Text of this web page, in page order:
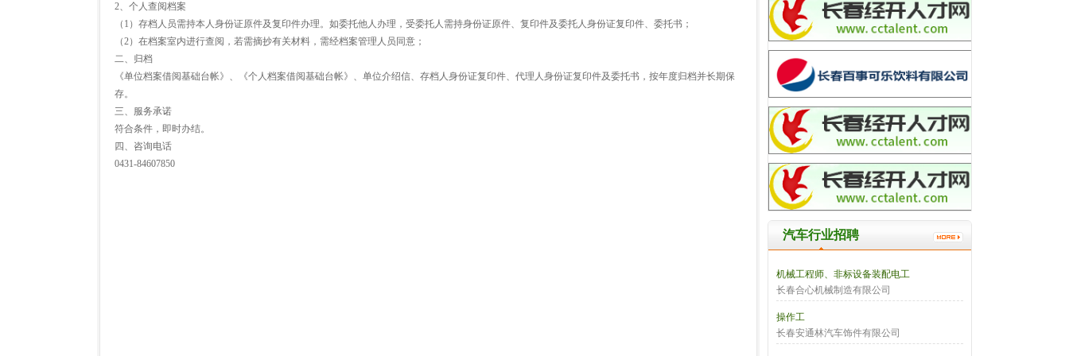
2、个人查阅档案
（1）存档人员需持本人身份证原件及复印件办理。如委托他人办理，受委托人需持身份证原件、复印件及委托人身份证复印件、委托书；
（2）在档案室内进行查阅，若需摘抄有关材料，需经档案管理人员同意；
二、归档
《单位档案借阅基础台帐》、《个人档案借阅基础台帐》、单位介绍信、存档人身份证复印件、代理人身份证复印件及委托书，按年度归档并长期保
存。
三、服务承诺
符合条件，即时办结。
四、咨询电话
0431-84607850
汽车行业招聘
机械工程师、非标设备装配电工
长春合心机械制造有限公司
操作工
长春安通林汽车饰件有限公司